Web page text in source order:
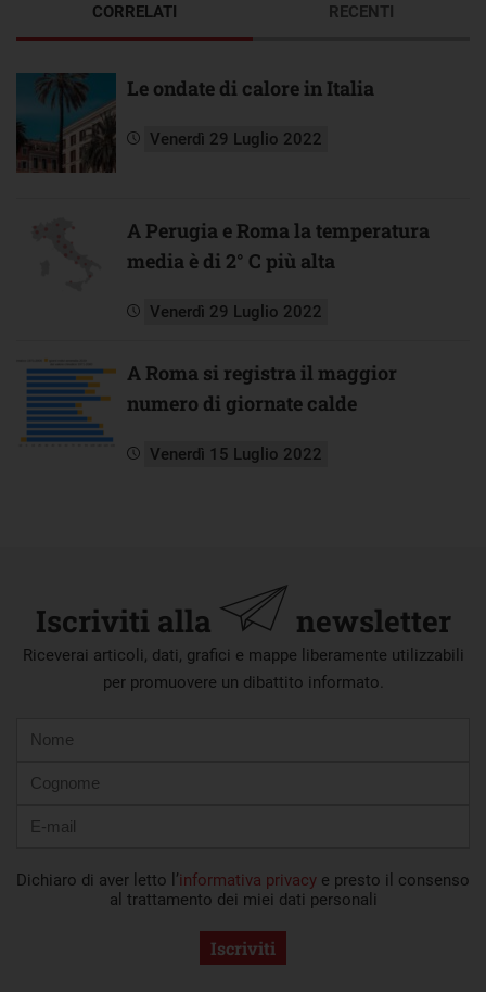
CORRELATI
Le ondate di calore in Italia
Venerdì 29 Luglio 2022
A Perugia e Roma la temperatura
media è di 2° C più alta
Venerdì 29 Luglio 2022
A Roma si registra il maggior
numero di giornate calde
Venerdì 15 Luglio 2022
RECENTI
Iscriviti alla newsletter
Riceverai articoli, dati, grafici e mappe liberamente utilizzabili
per promuovere un dibattito informato.
mail
Dichiaro di aver letto l’informativa privacy e presto il consenso
al trattamento dei miei dati personali
Iscriviti